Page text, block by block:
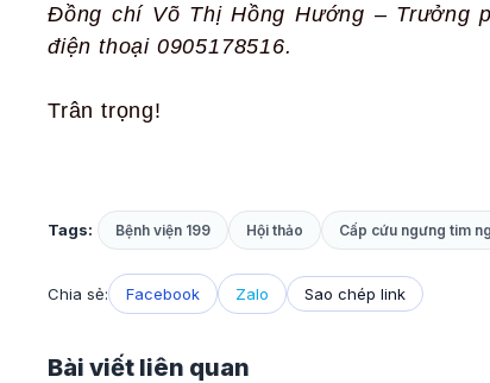
Đồng chí Võ Thị Hồng Hướng – Trưởng
điện thoại 0905178516.
Trân trọng!
Tags: Bệnh viện 199 Hội thảo Cấp cứu ngưng tim
Chia sẻ: Facebook Zalo Sao chép link
Bài viết liên quan